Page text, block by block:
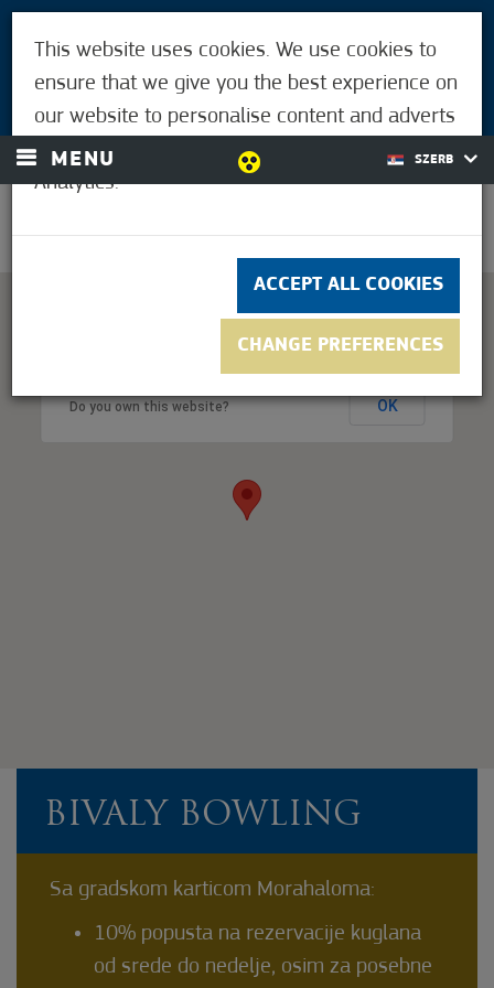
LOGIN
MENU SZERB
24,4°C
Do you own this website? OK
BIVALY BOWLING
Sa gradskom karticom Morahaloma:
10% popusta na rezervacije kuglana
od srede do nedelje, osim za posebne
This website uses cookies. We use cookies to
ensure that we give you the best experience on
our website to personalise content and adverts
and to analyse our traffic using Google
Analytics.
ACCEPT ALL COOKIES
CHANGE PREFERENCES